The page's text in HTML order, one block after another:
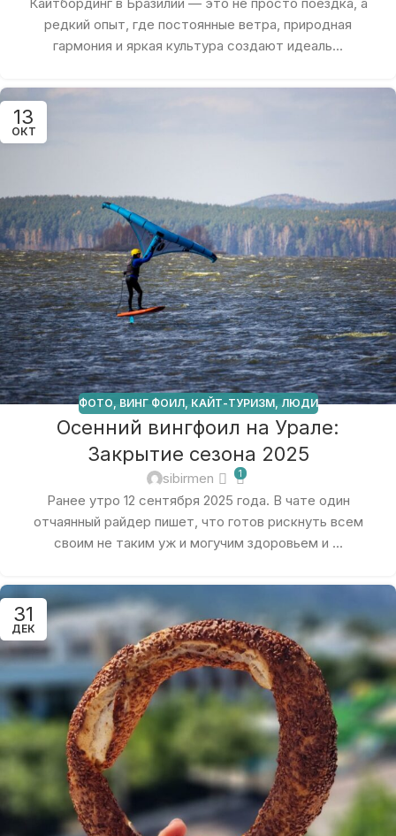
редкий опыт, где постоянные ветра, природная
гармония и яркая культура создают идеаль...
13
ОКТ
ФОТО, ВИНГ ФОИЛ, КАЙТ-ТУРИЗМ, ЛЮДИ
Осенний вингфоил на Урале:
Закрытие сезона 2025
sibirmen 1
Ранее утро 12 сентября 2025 года. В чате один
отчаянный райдер пишет, что готов рискнуть всем
своим не таким уж и могучим здоровьем и ...
31
ДЕК